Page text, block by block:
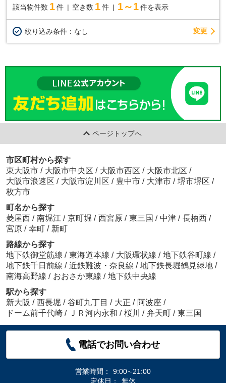
該当物件数 1件 空き数 1 件 1～1 件を表示
絞り込み条件： なし 変更
ページトップへ
市区町村から探す
東大阪市 / 大阪市中央区 / 大阪市西区 / 大阪市北区 /
大阪市浪速区 / 大阪市淀川区 / 豊中市 / 大津市 / 堺市堺区 /
枚方市
町名から探す
菱屋西 / 南堀江 / 京町堀 / 西宮原 / 東三国 / 中津 / 長柄西 /
宮原 / 幸町 / 新町
路線から探す
地下鉄御堂筋線 / 東海道本線 / 大阪環状線 / 地下鉄谷町線 /
地下鉄千日前線 / 近鉄難波・奈良線 / 地下鉄長堀鶴見緑地 /
南海高野線 / おおさか東線 / 地下鉄中央線
駅から探す
新大阪 / 西長堀 / 谷町九丁目 / 大正 / 阿波座 /
ドーム前千代崎 / ＪＲ河内永和 / 桜川 / 弁天町 / 東三国
電話でお問い合わせ
営業時間：
9:00∼21:00
定休日：
無休